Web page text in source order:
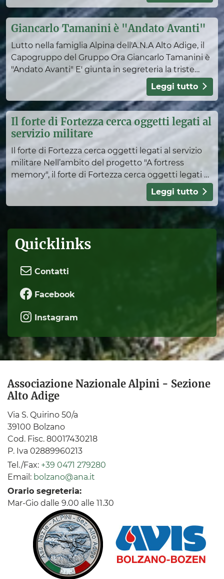
Informazioni
Giancarlo Tamanini è "Andato Avanti"
Lutto nella famiglia Alpina dell'A.N.A Alto Adige, il
Capogruppo del Gruppo Ora Giancarlo Tamanini è
"Andato Avanti" E' giunta in segreteria la triste
notizia della prematura scomparsa del Capogrupp
Leggi tutto
Il forte di Fortezza cerca oggetti legati al
servizio militare
Il forte di Fortezza cerca oggetti legati al servizio
militare Nell’ambito del progetto "A fortress
memory", il forte di Fortezza cerca oggetti legati a
storie vissute da giovani uomini che vi hanno
Leggi tutto
Quicklinks
Contatti
Facebook
Instagram
Associazione Nazionale Alpini - Sezione
Alto Adige
Via S. Quirino 50/a
39100 Bolzano
Cod. Fisc. 80017430218
P. Iva 02889960213
Tel./Fax: +39 0471 279280
Email: bolzano@ana.it
Orario segreteria:
Mar-Gio dalle 9.00 alle 11.30